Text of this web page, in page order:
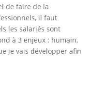
de faire de la
il faut
les salariés sont
à 3 enjeux : humain,
je vais développer afin